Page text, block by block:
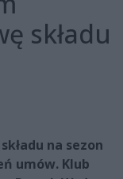
składu
na sezon
umów. Klub